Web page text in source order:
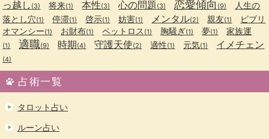
っ越し (3) 将来(1) 本性(3) 心の問題 (3) 恋愛傾向 (9)
人生の
落とし穴(1) 停滞(1) 啓示(1) 妨害(1) メンタル(2) 親友(1)
ビブリ
オマンシー(1) お財布(1) ペットロス (1) 胸騒ぎ(1) 夢(1) 家族運
(1) 適職(9) 時期(4) 守護天使(2) 適性(1) 元気(1) イメチェン
(4)
占術一覧
タロット占い
ルーン占い